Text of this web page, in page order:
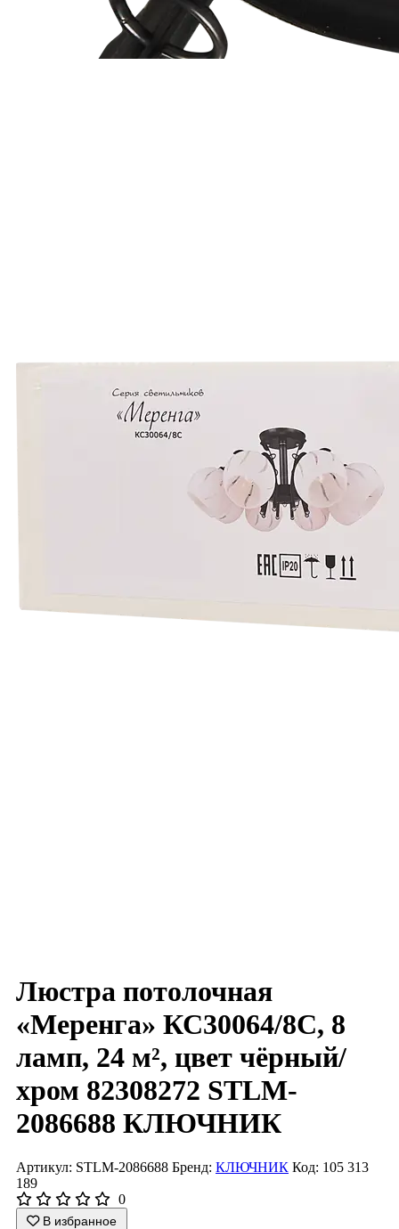
Люстра потолочная
«Меренга» КС30064/8С, 8
ламп, 24 м², цвет чёрный/
хром 82308272 STLM-
2086688 КЛЮЧНИК
Артикул: STLM-2086688 Бренд: КЛЮЧНИК Код: 105 313
189
0
В избранное